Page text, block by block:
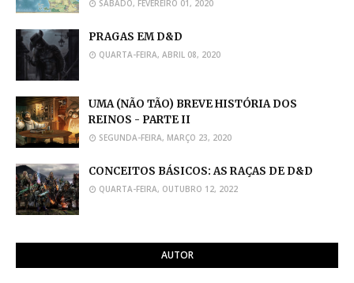
SÁBADO, FEVEREIRO 01, 2020
PRAGAS EM D&D
QUARTA-FEIRA, ABRIL 08, 2020
UMA (NÃO TÃO) BREVE HISTÓRIA DOS
REINOS - PARTE II
SEGUNDA-FEIRA, MARÇO 23, 2020
CONCEITOS BÁSICOS: AS RAÇAS DE D&D
QUARTA-FEIRA, OUTUBRO 12, 2022
AUTOR